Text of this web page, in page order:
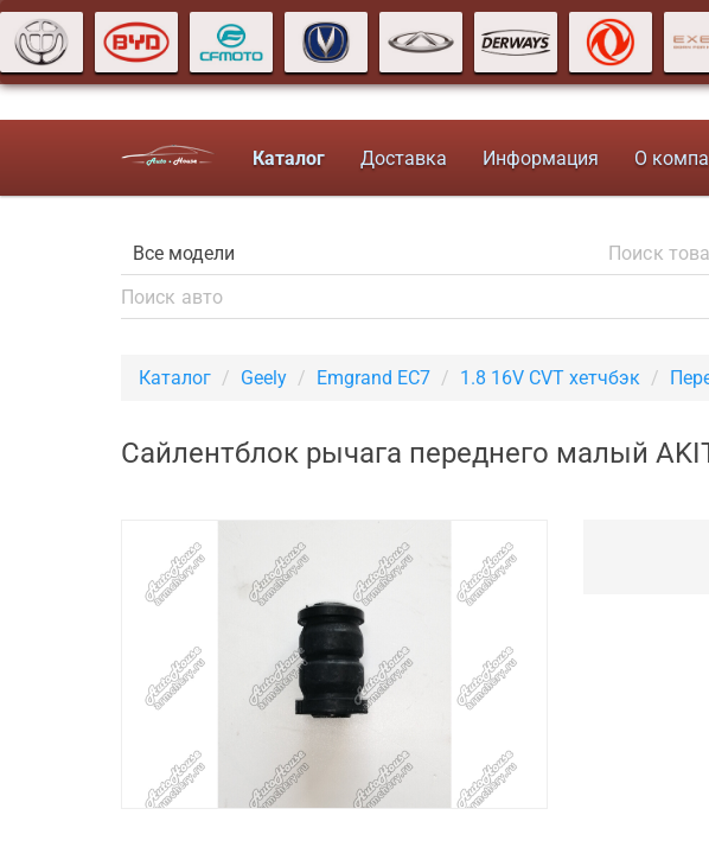
Каталог Доставка Информация О
Каталог Geely Emgrand EC7 1.8 16V CVT хетчбэк
Сайлентблок рычага переднего малый